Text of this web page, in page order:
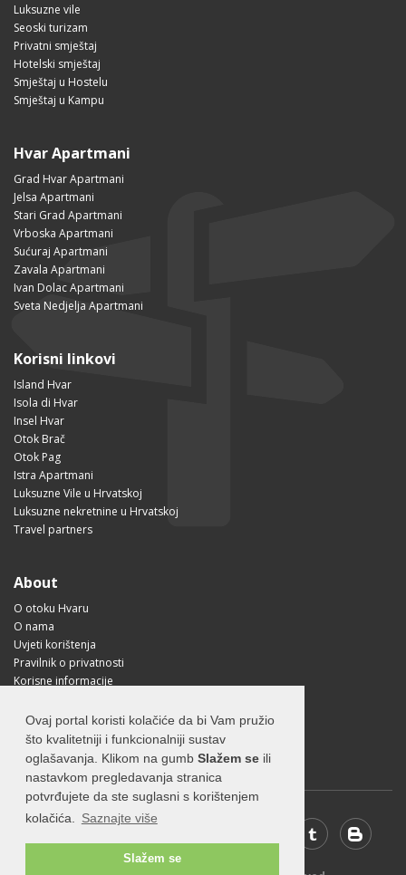
Ovaj portal koristi kolačiće da bi Vam pružio
što kvalitetniji i funkcionalniji sustav
oglašavanja. Klikom na gumb Slažem se ili
nastavkom pregledavanja stranica
potvrđujete da ste suglasni s korištenjem
kolačića.
Saznajte više
Slažem se
Luksuzne vile
Seoski turizam
Privatni smještaj
Hotelski smještaj
Smještaj u Hostelu
Smještaj u Kampu
Hvar Apartmani
Grad Hvar Apartmani
Jelsa Apartmani
Stari Grad Apartmani
Vrboska Apartmani
Sućuraj Apartmani
Zavala Apartmani
Ivan Dolac Apartmani
Sveta Nedjelja Apartmani
Korisni linkovi
Island Hvar
Isola di Hvar
Insel Hvar
Otok Brač
Otok Pag
Istra Apartmani
Luksuzne Vile u Hrvatskoj
Luksuzne nekretnine u Hrvatskoj
Travel partners
About
O otoku Hvaru
O nama
Uvjeti korištenja
Pravilnik o privatnosti
Korisne informacije
Free Mobile App
Visit Croatia